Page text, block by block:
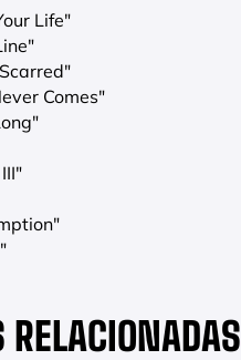
Life"
Comes"
RELACIONADAS